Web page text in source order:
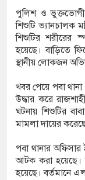
পরিচয়ে
দিচ্ছেন ‘মতিউর’!
বোতল স্ক্যাফসহ নারী
পুলিশ ও ভুক্তভোগী
শিশুটি ভ্যানচালক
শিশুটির শরীরের
হয়েছে। বাড়িতে
স্থানীয় লোকজন
খবর পেয়ে পবা
উদ্ধার করে
ঘটনায় শিশুটির
মামলা দায়ের
পবা থানার
আটক করা হয়েছে।
হয়েছে। বর্তমানে